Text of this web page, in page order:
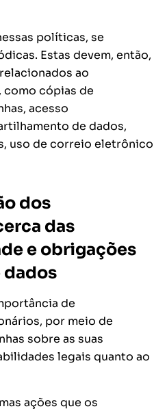
políticas, se
Estas devem, então,
ao
cópias de
acesso
de dados,
uso de correio eletrônico
dos
das
e obrigações
dados
de
por meio de
sobre as suas
legais quanto ao
ações que os